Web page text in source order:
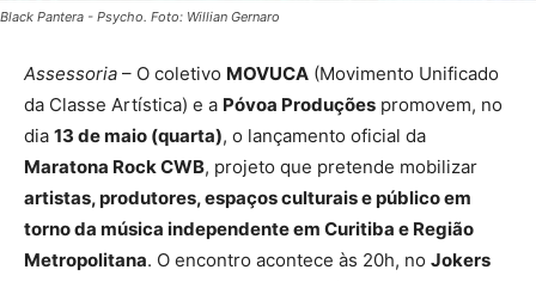
Black Pantera - Psycho. Foto: Willian Gernaro
Assessoria – O coletivo MOVUCA (Movimento Unificado
da Classe Artística) e a Póvoa Produções promovem, no
dia 13 de maio (quarta), o lançamento oficial da
Maratona Rock CWB, projeto que pretende mobilizar
artistas, produtores, espaços culturais e público em
torno da música independente em Curitiba e Região
Metropolitana. O encontro acontece às 20h, no Jokers